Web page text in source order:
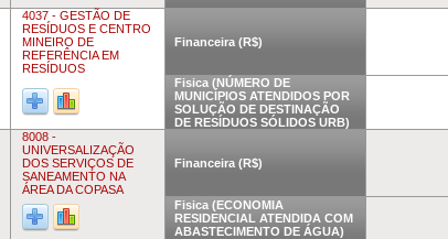
4037 - GESTÃO DE
RESÍDUOS E CENTRO
MINEIRO DE
REFERÊNCIA EM
RESÍDUOS
Financeira (R$)
Fisica (NÚMERO DE
MUNICÍPIOS ATENDIDOS POR
SOLUÇÃO DE DESTINAÇÃO
DE RESÍDUOS SÓLIDOS URB)
8008 -
UNIVERSALIZAÇÃO
DOS SERVIÇOS DE
SANEAMENTO NA
ÁREA DA COPASA
Financeira (R$)
Fisica (ECONOMIA
RESIDENCIAL ATENDIDA COM
ABASTECIMENTO DE ÁGUA)